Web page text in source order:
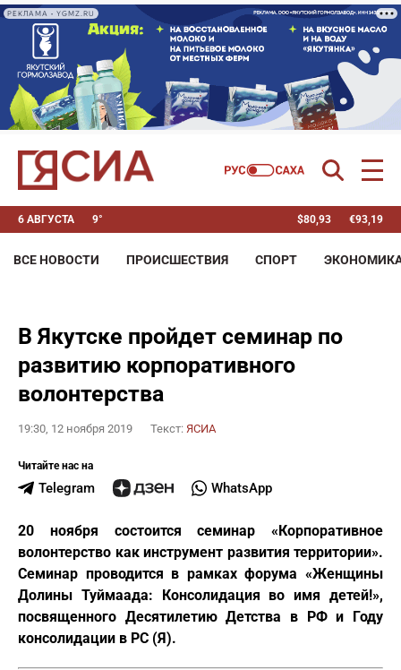
РЕКЛАМА • YGMZ.RU
6 АВГУСТА 9° $80,93 €93,19
ВСЕ НОВОСТИ ПРОИСШЕСТВИЯ СПОРТ
В Якутске пройдет семинар по
развитию корпоративного
волонтерства
19:30, 12 ноября 2019 Текст: ЯСИА
Читайте нас на
Telegram WhatsApp
20 ноября состоится семинар «Корпоративное
волонтерство как инструмент развития территории».
Семинар проводится в рамках форума «Женщины
Долины Туймаада: Консолидация во имя детей!»,
посвященного Десятилетию Детства в РФ и Году
консолидации в РС (Я).